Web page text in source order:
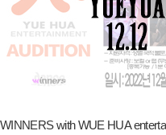
WINNERS with WUE HUA